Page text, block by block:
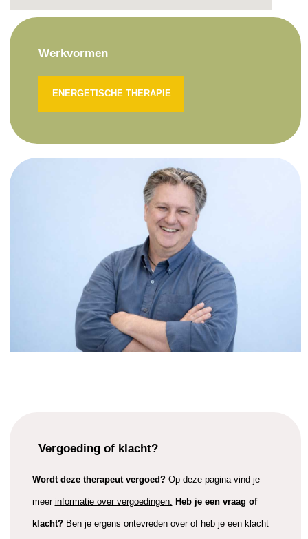
Werkvormen
ENERGETISCHE THERAPIE
Vergoeding of klacht?
Wordt deze therapeut vergoed?Op deze pagina vind je
meer informatie over vergoedingen. Heb je een vraag of
klacht? Ben je ergens ontevreden over of heb je een klacht